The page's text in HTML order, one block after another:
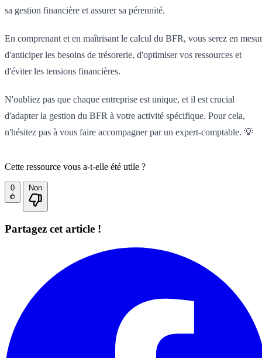
sa gestion financière et assurer sa pérennité.
En comprenant et en maîtrisant le calcul du BFR, vous serez en
d'anticiper les besoins de trésorerie, d'optimiser vos ressources et
d'éviter les tensions financières.
N'oubliez pas que chaque entreprise est unique, et il est crucial
d'adapter la gestion du BFR à votre activité spécifique. Pour cela,
n'hésitez pas à vous faire accompagner par un expert-comptable. 💡
Cette ressource vous a-t-elle été utile ?
0
Partagez cet article !